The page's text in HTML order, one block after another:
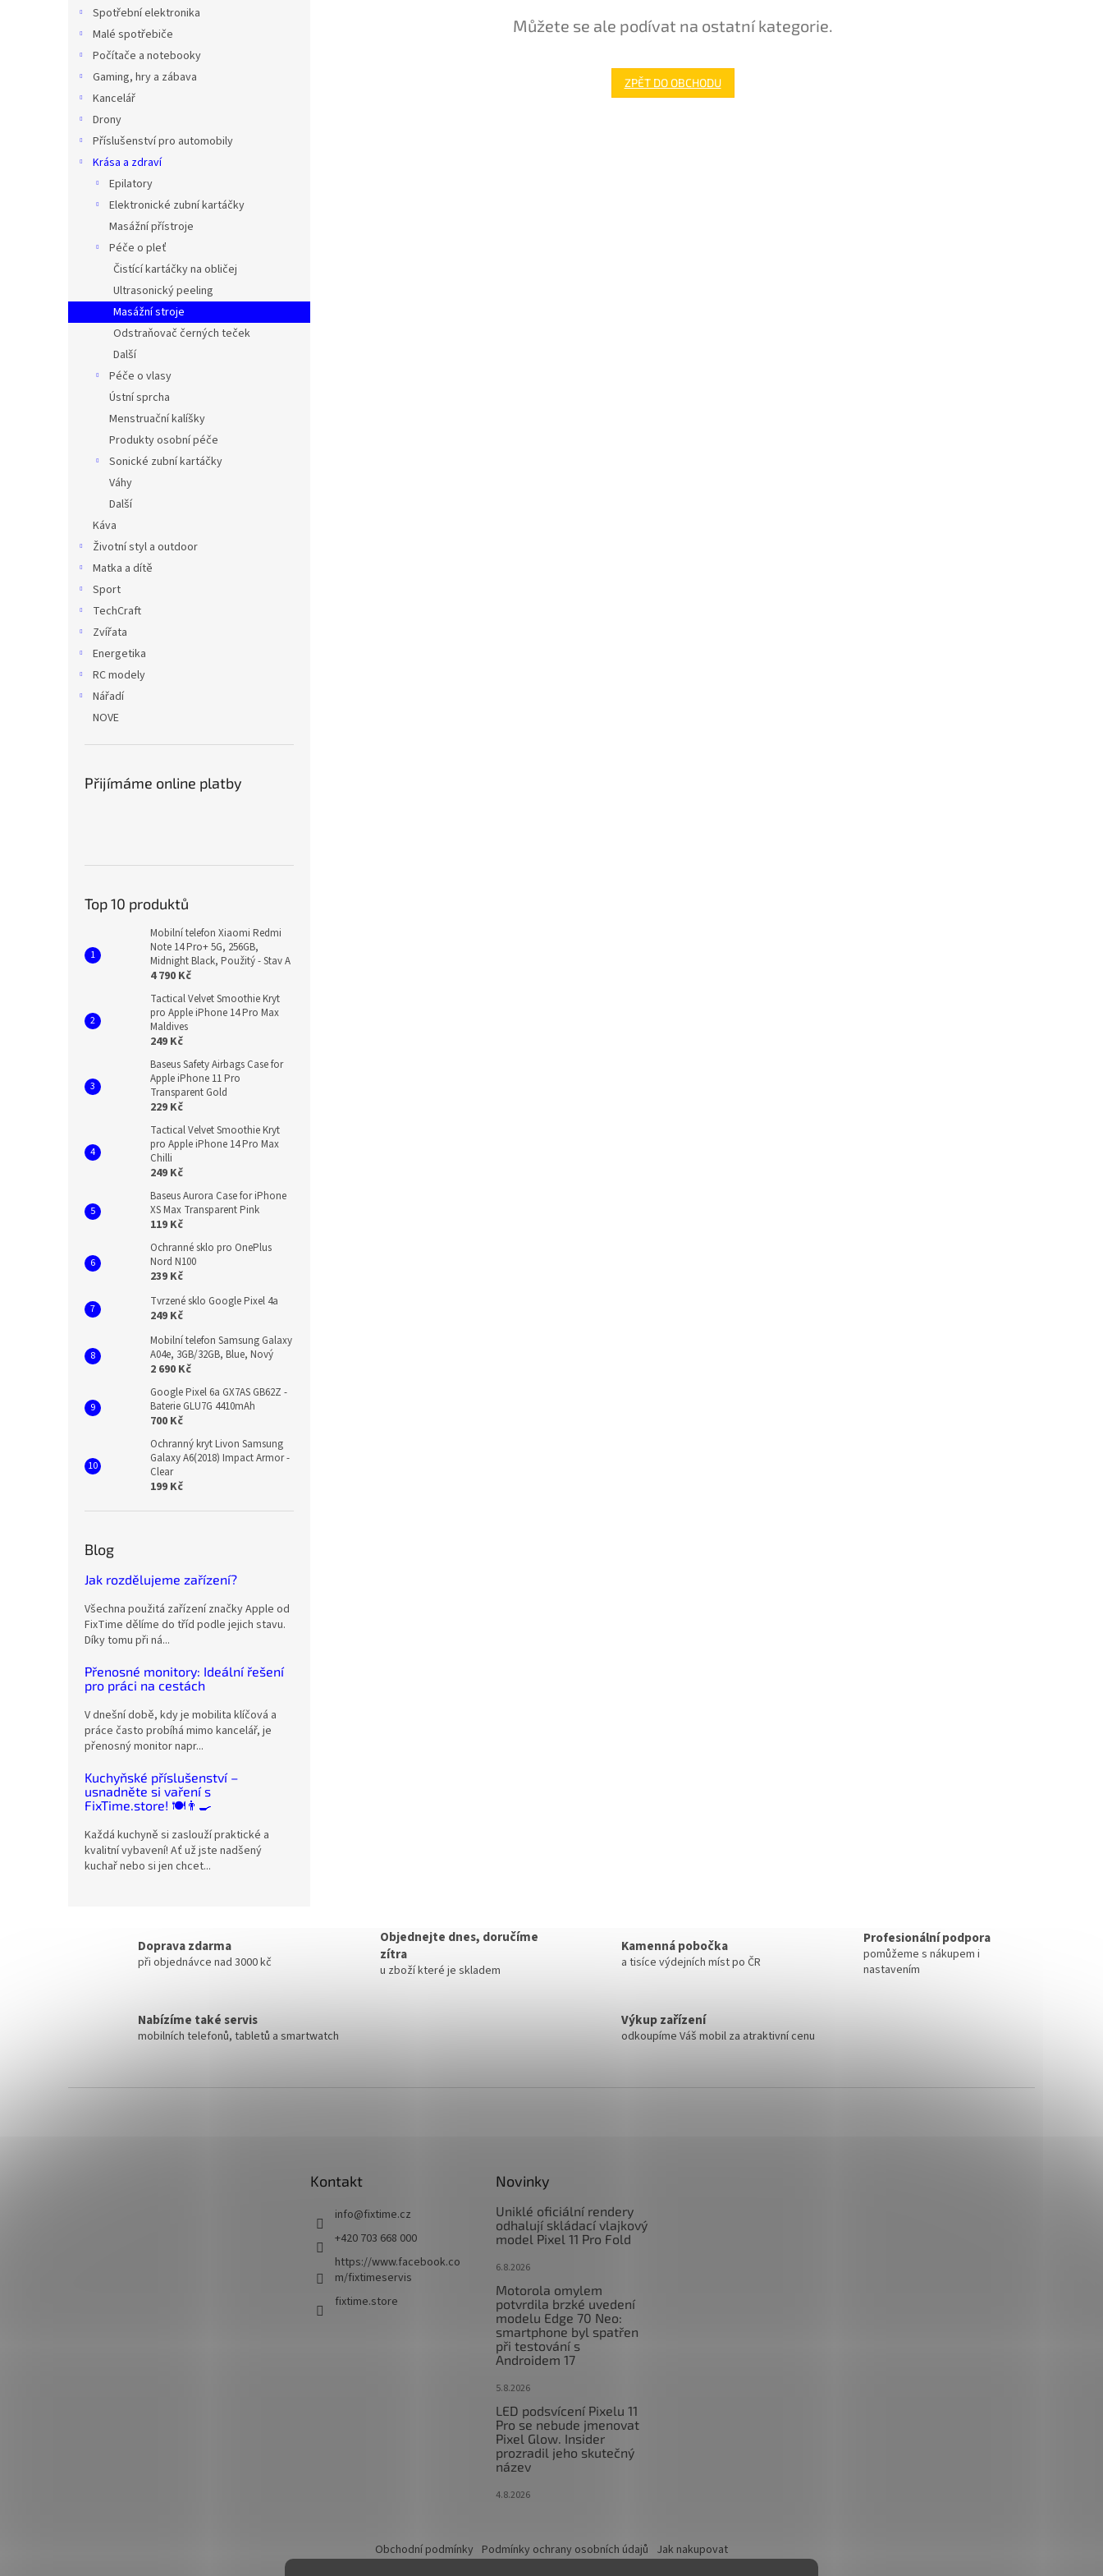
Spotřební elektronika
Malé spotřebiče
Počítače a notebooky
Gaming, hry a zábava
Kancelář
Drony
Příslušenství pro automobily
Krása a zdraví
Epilatory
Elektronické zubní kartáčky
Masážní přístroje
Péče o pleť
Čistící kartáčky na obličej
Ultrasonický peeling
Masážní stroje
Odstraňovač černých teček
Další
Péče o vlasy
Ústní sprcha
Menstruační kalíšky
Produkty osobní péče
Sonické zubní kartáčky
Váhy
Další
Káva
Životní styl a outdoor
Matka a dítě
Sport
TechCraft
Zvířata
Energetika
RC modely
Nářadí
NOVE
Přijímáme online platby
Top 10 produktů
Mobilní telefon Xiaomi Redmi
Note 14 Pro+ 5G, 256GB,
Midnight Black, Použitý - Stav A
4 790 Kč
Tactical Velvet Smoothie Kryt
pro Apple iPhone 14 Pro Max
Maldives
249 Kč
Baseus Safety Airbags Case for
Apple iPhone 11 Pro
Transparent Gold
229 Kč
Tactical Velvet Smoothie Kryt
pro Apple iPhone 14 Pro Max
Chilli
249 Kč
Baseus Aurora Case for iPhone
XS Max Transparent Pink
119 Kč
Ochranné sklo pro OnePlus
Nord N100
239 Kč
Tvrzené sklo Google Pixel 4a
249 Kč
Mobilní telefon Samsung Galaxy
A04e, 3GB/32GB, Blue, Nový
2 690 Kč
Google Pixel 6a GX7AS GB62Z -
Baterie GLU7G 4410mAh
700 Kč
Ochranný kryt Livon Samsung
Galaxy A6(2018) Impact Armor -
Clear
199 Kč
Blog
Jak rozdělujeme zařízení?
Všechna použitá zařízení značky Apple od
FixTime dělíme do tříd podle jejich stavu.
Díky tomu při ná...
Přenosné monitory: Ideální řešení
pro práci na cestách
V dnešní době, kdy je mobilita klíčová a
práce často probíhá mimo kancelář, je
přenosný monitor napr...
Kuchyňské příslušenství –
usnadněte si vaření s
FixTime.store! 🍽️👨‍🍳
Každá kuchyně si zaslouží praktické a
kvalitní vybavení! Ať už jste nadšený
kuchař nebo si jen chcet...
Můžete se ale podívat na ostatní kategorie.
ZPĚT DO OBCHODU
Doprava zdarma
při objednávce nad 3000 kč
Objednejte dnes, doručíme
zítra
u zboží které je skladem
Kamenná pobočka
a tisíce výdejních míst po ČR
Profesionální podpora
pomůžeme s nákupem i
nastavením
Nabízíme také servis
mobilních telefonů, tabletů a smartwatch
Výkup zařízení
odkoupíme Váš mobil za atraktivní cenu
Kontakt
info@fixtime.cz
+420 703 668 000
https://www.facebook.co
m/fixtimeservis
fixtime.store
Novinky
Uniklé oficiální rendery
odhalují skládací vlajkový
model Pixel 11 Pro Fold
6.8.2026
Motorola omylem
potvrdila brzké uvedení
modelu Edge 70 Neo:
smartphone byl spatřen
při testování s
Androidem 17
5.8.2026
LED podsvícení Pixelu 11
Pro se nebude jmenovat
Pixel Glow. Insider
prozradil jeho skutečný
název
4.8.2026
Obchodní podmínky Podmínky ochrany osobních údajů Jak nakupovat